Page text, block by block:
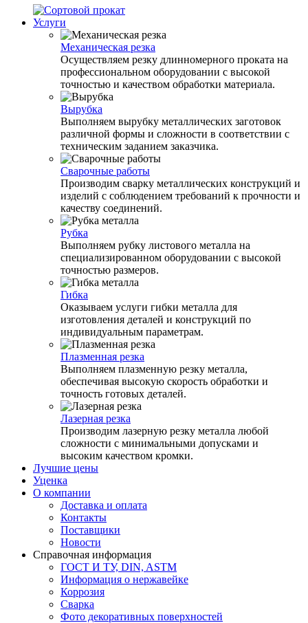
Услуги
Механическая резка
Осуществляем резку длинномерного проката на
профессиональном оборудовании с высокой
точностью и качеством обработки материала.
Вырубка
Выполняем вырубку металлических заготовок
различной формы и сложности в соответствии с
техническим заданием заказчика.
Сварочные работы
Производим сварку металлических конструкций и
изделий с соблюдением требований к прочности и
качеству соединений.
Рубка
Выполняем рубку листового металла на
специализированном оборудовании с высокой
точностью размеров.
Гибка
Оказываем услуги гибки металла для
изготовления деталей и конструкций по
индивидуальным параметрам.
Плазменная резка
Выполняем плазменную резку металла,
обеспечивая высокую скорость обработки и
точность готовых деталей.
Лазерная резка
Производим лазерную резку металла любой
сложности с минимальными допусками и
высоким качеством кромки.
Лучшие цены
Уценка
О компании
Доставка и оплата
Контакты
Поставщики
Новости
Справочная информация
ГОСТ И ТУ, DIN, ASTM
Информация о нержавейке
Коррозия
Сварка
Фото декоративных поверхностей